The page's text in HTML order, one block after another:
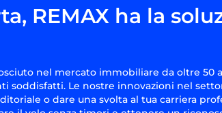
REMAX ha la
nel mercato immobiliare da oltre 50
soddisfatti. Le nostre innovazioni nel
o dare una svolta al tua carriera